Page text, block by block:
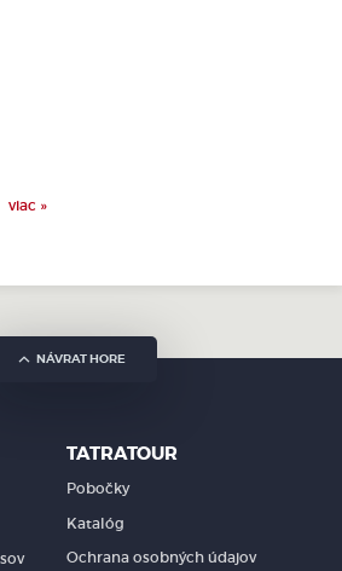
viac »
NÁVRAT HORE
TATRATOUR
Pobočky
Katalóg
Ochrana osobných údajov